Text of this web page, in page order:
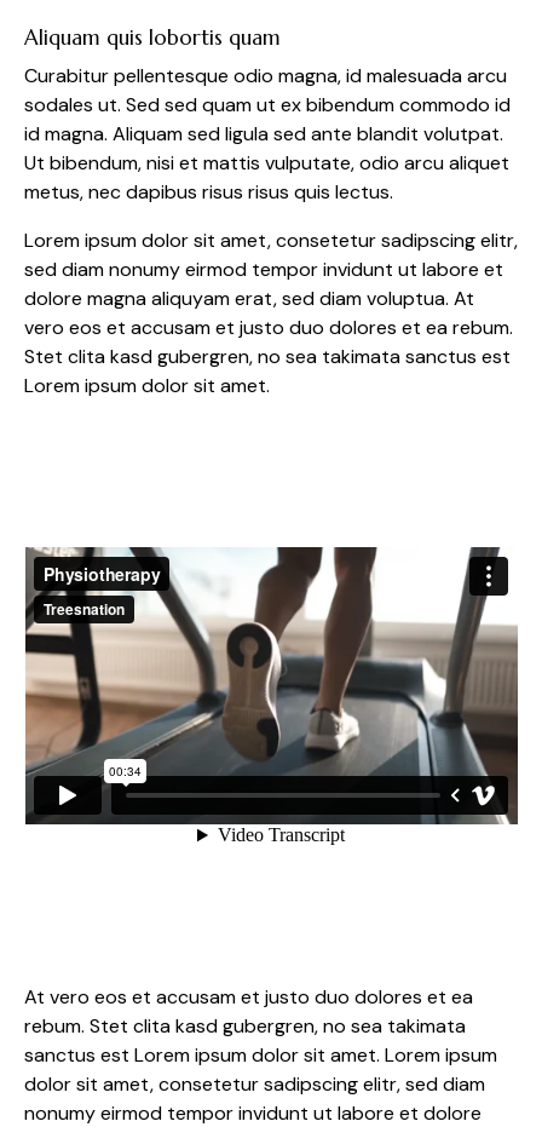
Aliquam quis lobortis quam
Curabitur pellentesque odio magna, id malesuada arcu
sodales ut. Sed sed quam ut ex bibendum commodo id
id magna. Aliquam sed ligula sed ante blandit volutpat.
Ut bibendum, nisi et mattis vulputate, odio arcu aliquet
metus, nec dapibus risus risus quis lectus.
Lorem ipsum dolor sit amet, consetetur sadipscing elitr,
sed diam nonumy eirmod tempor invidunt ut labore et
dolore magna aliquyam erat, sed diam voluptua. At
vero eos et accusam et justo duo dolores et ea rebum.
Stet clita kasd gubergren, no sea takimata sanctus est
Lorem ipsum dolor sit amet.
At vero eos et accusam et justo duo dolores et ea
rebum. Stet clita kasd gubergren, no sea takimata
sanctus est Lorem ipsum dolor sit amet. Lorem ipsum
dolor sit amet, consetetur sadipscing elitr, sed diam
nonumy eirmod tempor invidunt ut labore et dolore